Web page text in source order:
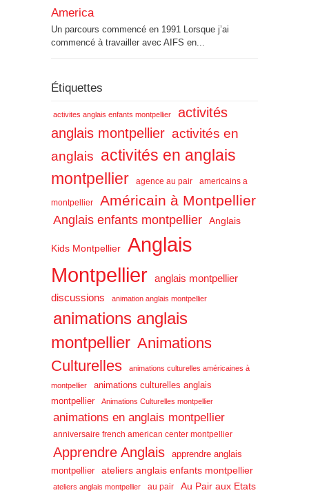
America
Un parcours commencé en 1991 Lorsque j’ai
commencé à travailler avec AIFS en...
Étiquettes
activites anglais enfants montpellier
activités
anglais montpellier activités en
anglais activités en anglais
montpellier
agence au pair americains a
montpellier Américain à Montpellier
Anglais enfants montpellier Anglais
Kids Montpellier
Anglais
Montpellier
anglais montpellier
discussions
animation anglais montpellier
animations anglais
montpellier Animations
Culturelles
animations culturelles américaines à
montpellier
animations culturelles anglais
montpellier
Animations Culturelles montpellier
animations en anglais montpellier
anniversaire french american center montpellier
Apprendre Anglais
apprendre anglais
montpellier
ateliers anglais enfants montpellier
ateliers anglais montpellier au pair
Au Pair aux Etats